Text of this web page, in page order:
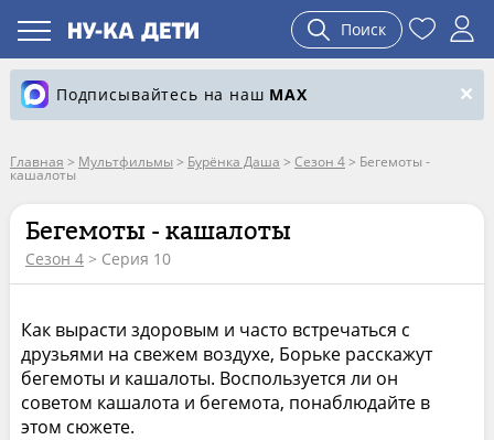
Поиск
Подписывайтесь на наш MAX
Главная > Мультфильмы > Бурёнка Даша > Сезон 4> Бегемоты -
кашалоты
Бегемоты - кашалоты
Сезон 4> Серия 10
Как вырасти здоровым и часто встречаться с
друзьями на свежем воздухе, Борьке расскажут
бегемоты и кашалоты. Воспользуется ли он
советом кашалота и бегемота, понаблюдайте в
этом сюжете.